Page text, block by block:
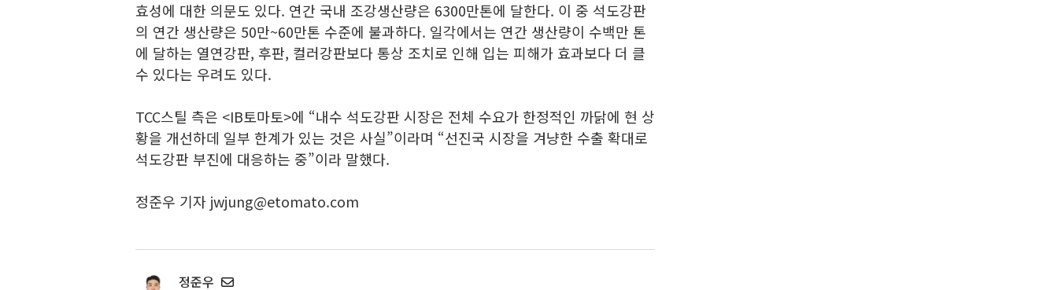
효성에 대한 의문도 있다. 연간 국내 조강생산량은 6300만톤에 달한다. 이 중 석도강판
의 연간 생산량은 50만~60만톤 수준에 불과하다. 일각에서는 연간 생산량이 수백만 톤
에 달하는 열연강판, 후판, 컬러강판보다 통상 조치로 인해 입는 피해가 효과보다 더 클
수 있다는 우려도 있다.
TCC스틸 측은 <IB토마토>에 “내수 석도강판 시장은 전체 수요가 한정적인 까닭에 현 상
황을 개선하데 일부 한계가 있는 것은 사실”이라며 “선진국 시장을 겨냥한 수출 확대로
석도강판 부진에 대응하는 중”이라 말했다.
정준우 기자 jwjung@etomato.com
정준우